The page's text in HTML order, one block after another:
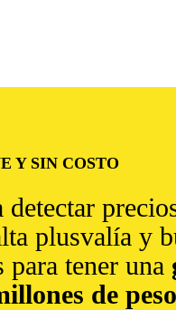
Y SIN COSTO
detectar
plusvalía y
tener una
de